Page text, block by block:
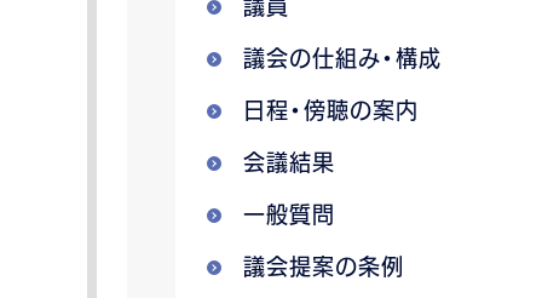
議員
議会の仕組み・構成
日程・傍聴の案内
会議結果
一般質問
議会提案の条例